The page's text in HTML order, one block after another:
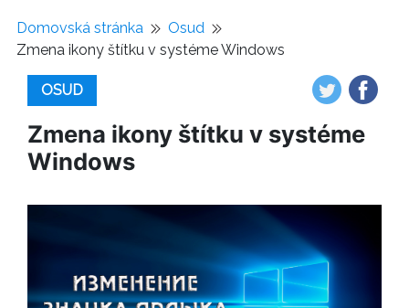
Domovská stránka
Osud
Zmena ikony štítku v systéme Windows
OSUD
Zmena ikony štítku v systéme
Windows